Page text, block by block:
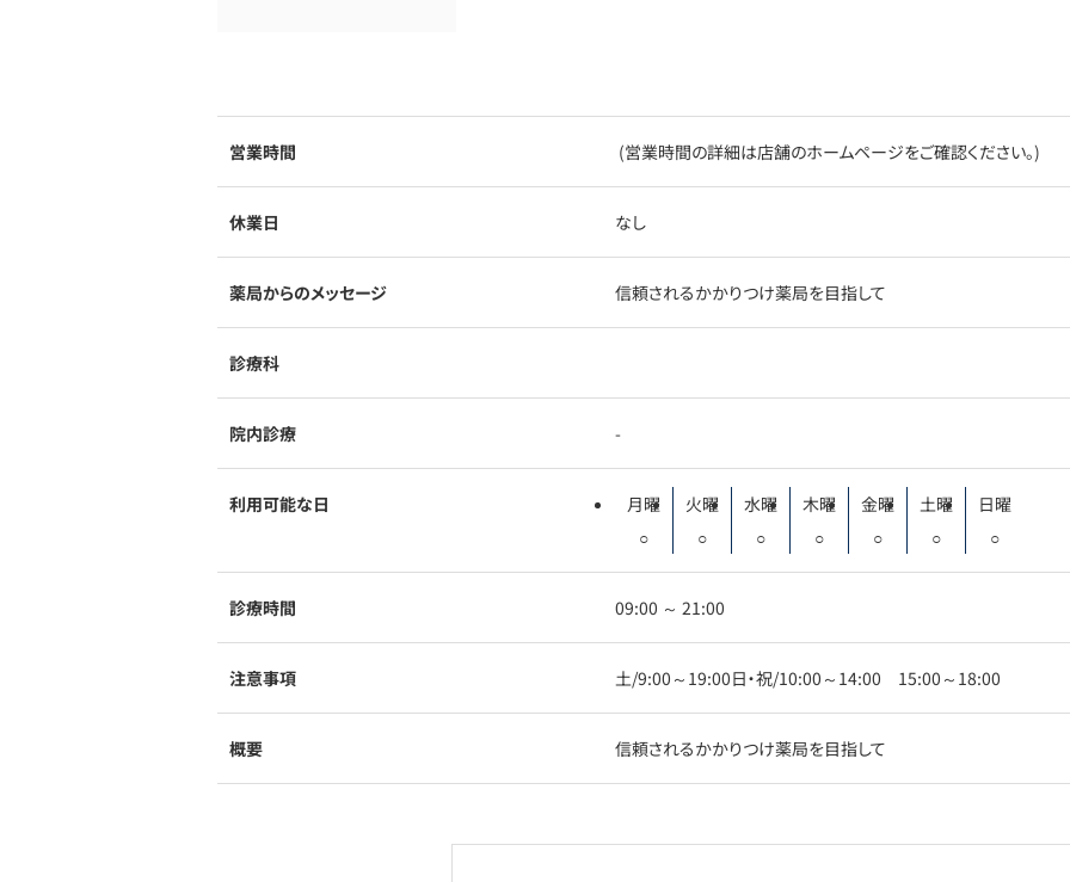
営業時間 (営業時間の詳細は店舗のホームページをご確認ください。)
休業日 なし
薬局からのメッセージ 信頼されるかかりつけ薬局を目指して
診療科
院内診療 -
利用可能な日
月曜
○
火曜
○
水曜
○
木曜
○
金曜
○
土曜
○
日曜
○
診療時間 09:00 ～ 21:00
注意事項 土/9:00～19:00日・祝/10:00～14:00 15:00～18:00
概要 信頼されるかかりつけ薬局を目指して